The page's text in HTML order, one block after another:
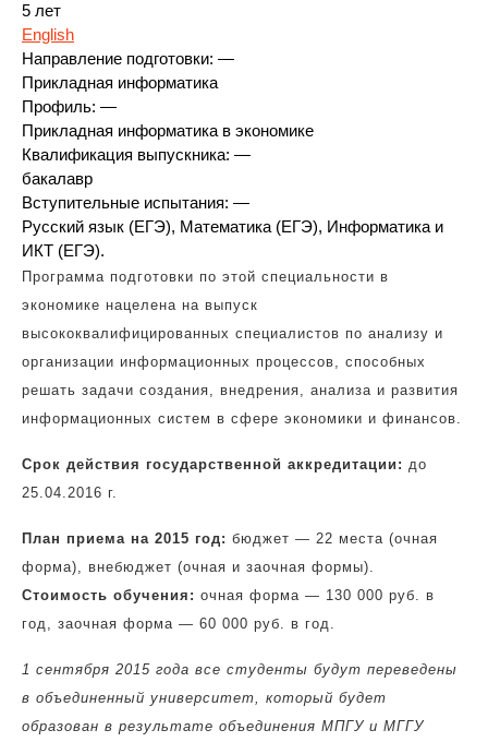
5 лет
English
Направление подготовки: —
Прикладная информатика
Профиль: —
Прикладная информатика в экономике
Квалификация выпускника: —
бакалавр
Вступительные испытания: —
Русский язык (ЕГЭ), Математика (ЕГЭ), Информатика и
ИКТ (ЕГЭ).
Программа подготовки по этой специальности в
экономике нацелена на выпуск
высококвалифицированных специалистов по анализу и
организации информационных процессов, способных
решать задачи создания, внедрения, анализа и развития
информационных систем в сфере экономики и финансов.
Срок действия государственной аккредитации: до
25.04.2016 г.
План приема на 2015 год: бюджет — 22 места (очная
форма), внебюджет (очная и заочная формы).
Стоимость обучения: очная форма — 130 000 руб. в
год, заочная форма — 60 000 руб. в год.
1 сентября 2015 года все студенты будут переведены
в объединенный университет, который будет
образован в результате объединения МПГУ и МГГУ